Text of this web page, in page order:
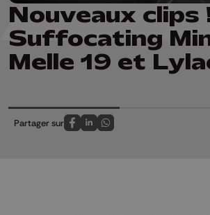
Nouveaux clips
Suffocating
Melle 19 et
Partager sur
Partagez sur FaceBook
Partagez sur LinkedIn
Partagez sur Whatsapp